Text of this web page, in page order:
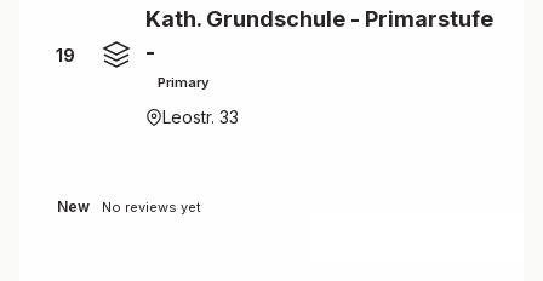
19
Kath. Grundschule - Primarstufe
-
Primary
Leostr. 33
New No reviews yet